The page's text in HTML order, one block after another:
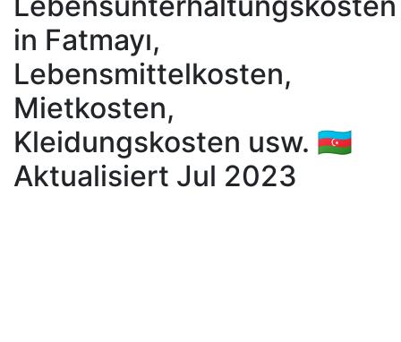
in Fatmayı,
Lebensmittelkosten,
Mietkosten,
Kleidungskosten usw. 🇦🇿
Aktualisiert Jul 2023